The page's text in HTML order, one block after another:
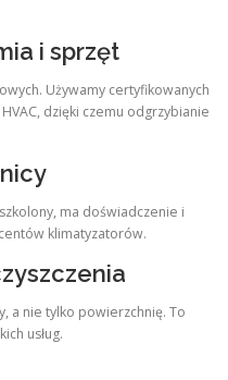
i sprzęt
Używamy certyfikowanych
dzięki czemu odgrzybianie
ma doświadczenie i
klimatyzatorów.
a nie tylko powierzchnię. To
usług.